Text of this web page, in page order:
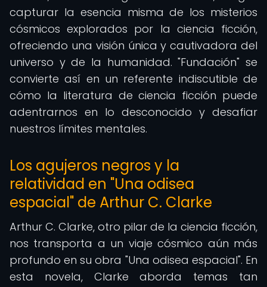
capturar la esencia misma de los misterios
cósmicos explorados por la ciencia ficción,
ofreciendo una visión única y cautivadora del
universo y de la humanidad. "Fundación" se
convierte así en un referente indiscutible de
cómo la literatura de ciencia ficción puede
adentrarnos en lo desconocido y desafiar
nuestros límites mentales.
Los agujeros negros y la
relatividad en "Una odisea
espacial" de Arthur C. Clarke
Arthur C. Clarke, otro pilar de la ciencia ficción,
nos transporta a un viaje cósmico aún más
profundo en su obra "Una odisea espacial". En
esta novela, Clarke aborda temas tan